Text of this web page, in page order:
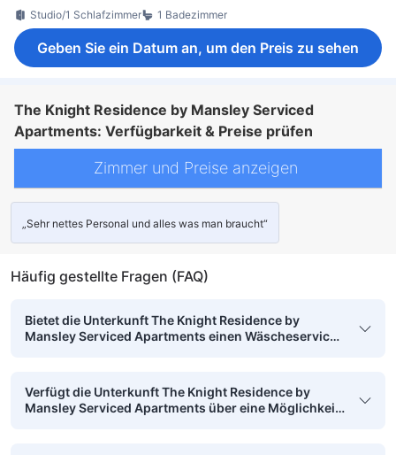
Studio/1 Schlafzimmer
1 Badezimmer
Geben Sie ein Datum an, um den Preis zu sehen
The Knight Residence by Mansley Serviced
Apartments: Verfügbarkeit & Preise prüfen
Zimmer und Preise anzeigen
„Sehr nettes Personal und alles was man braucht“
Häufig gestellte Fragen (FAQ)
Bietet die Unterkunft The Knight Residence by
Mansley Serviced Apartments einen Wäscheservice
Verfügt die Unterkunft The Knight Residence by
Mansley Serviced Apartments über eine Möglichkeit